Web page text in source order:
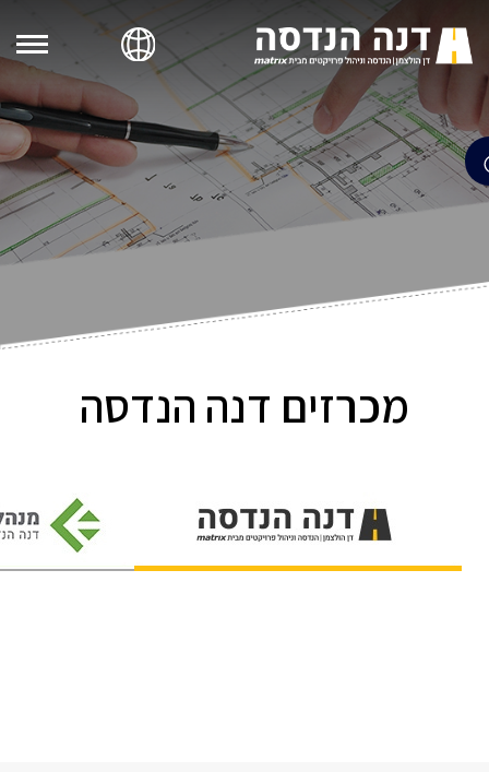
מכרזים דנה הנדסה